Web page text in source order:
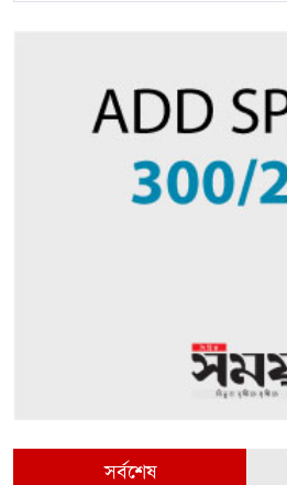
সর্বশেষ